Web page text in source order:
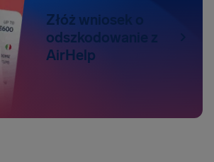
Złóż wniosek o
odszkodowanie z
AirHelp